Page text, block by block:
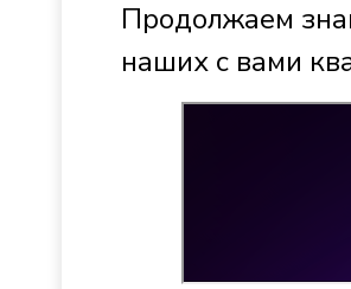
Продолжаем
наших с вами